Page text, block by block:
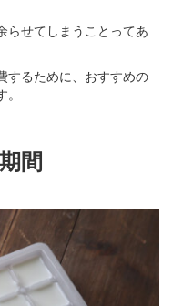
らせてしまうことってあ
するために、おすすめの
間